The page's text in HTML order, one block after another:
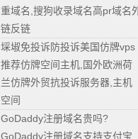
重域名,搜狗收录域名高pr域名
链反链
埰埱免投诉防投诉美国仿牌vps
推荐仿牌空间主机,国外欧洲荷
兰仿牌外贸抗投诉服务器,主机
空间
GoDaddy注册域名贵吗?
GoDaddy注册域名支持支付宝